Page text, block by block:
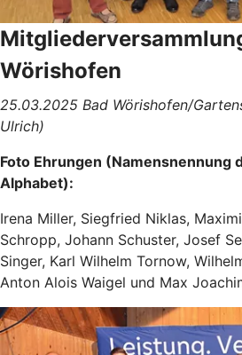
Wörishofen
25.03.2025 Bad Wörishofen/
Ulrich)
Foto Ehrungen (Namensnennung
Alphabet):
Irena Miller, Siegfried Niklas,
Schropp, Johann Schuster, Josef
Singer, Karl Wilhelm Tornow,
Anton Alois Waigel und Max